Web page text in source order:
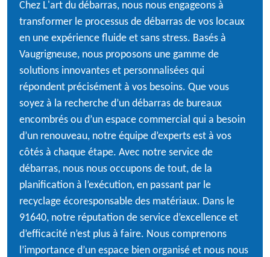
Chez L'art du débarras, nous nous engageons à
transformer le processus de débarras de vos locaux
en une expérience fluide et sans stress. Basés à
Vaugrigneuse, nous proposons une gamme de
solutions innovantes et personnalisées qui
répondent précisément à vos besoins. Que vous
soyez à la recherche d’un débarras de bureaux
encombrés ou d’un espace commercial qui a besoin
d’un renouveau, notre équipe d’experts est à vos
côtés à chaque étape. Avec notre service de
débarras, nous nous occupons de tout, de la
planification à l’exécution, en passant par le
recyclage écoresponsable des matériaux. Dans le
91640, notre réputation de service d’excellence et
d’efficacité n’est plus à faire. Nous comprenons
l’importance d’un espace bien organisé et nous nous